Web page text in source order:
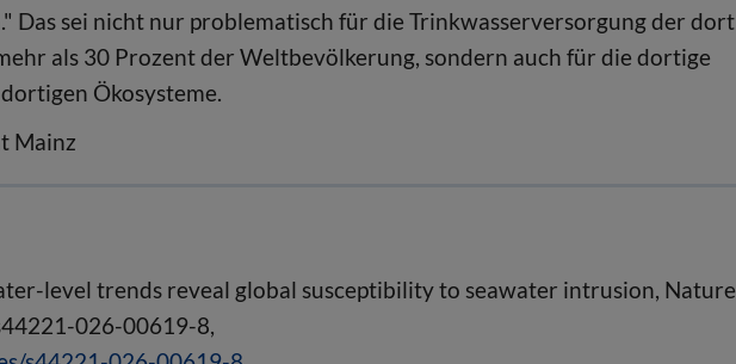
Das sei nicht nur problematisch für die Trinkwasserversorgung der dort
als 30 Prozent der Weltbevölkerung, sondern auch für die dortige
Ökosysteme.
Mainz
level trends reveal global susceptibility to seawater intrusion, Nature
026-00619-8,